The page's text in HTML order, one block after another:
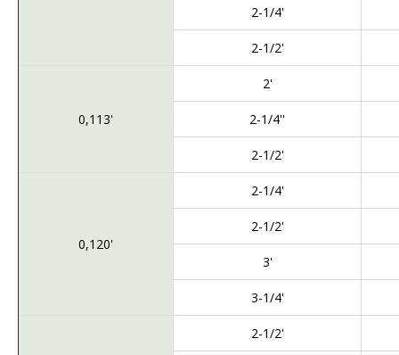
2-1/4'
2-1/2'
0,113'
2'
2-1/4''
2-1/2'
0,120'
2-1/4'
2-1/2'
3'
3-1/4'
2-1/2'